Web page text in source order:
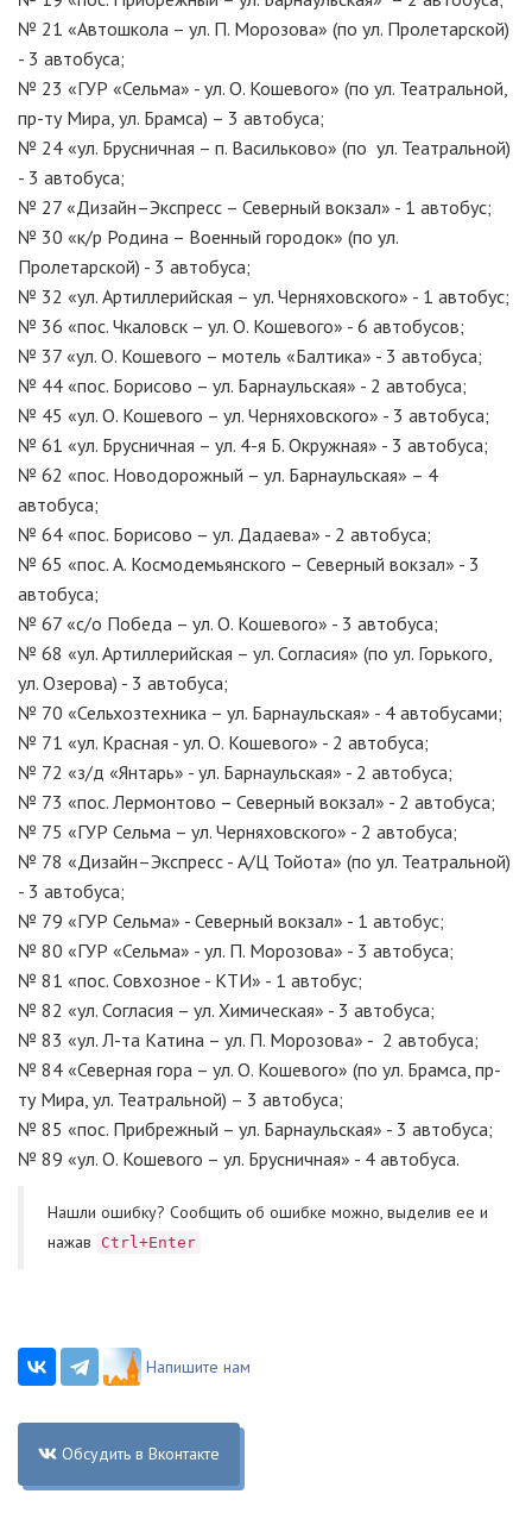
№ 21 «Автошкола – ул. П. Морозова» (по ул. Пролетарской)
- 3 автобуса;
№ 23 «ГУР «Сельма» - ул. О. Кошевого» (по ул. Театральной,
пр-ту Мира, ул. Брамса) – 3 автобуса;
№ 24 «ул. Брусничная – п. Васильково» (по ул. Театральной)
- 3 автобуса;
№ 27 «Дизайн–Экспресс – Северный вокзал» - 1 автобус;
№ 30 «к/р Родина – Военный городок» (по ул.
Пролетарской) - 3 автобуса;
№ 32 «ул. Артиллерийская – ул. Черняховского» - 1 автобус;
№ 36 «пос. Чкаловск – ул. О. Кошевого» - 6 автобусов;
№ 37 «ул. О. Кошевого – мотель «Балтика» - 3 автобуса;
№ 44 «пос. Борисово – ул. Барнаульская» - 2 автобуса;
№ 45 «ул. О. Кошевого – ул. Черняховского» - 3 автобуса;
№ 61 «ул. Брусничная – ул. 4-я Б. Окружная» - 3 автобуса;
№ 62 «пос. Новодорожный – ул. Барнаульская» – 4
автобуса;
№ 64 «пос. Борисово – ул. Дадаева» - 2 автобуса;
№ 65 «пос. А. Космодемьянского – Северный вокзал» - 3
автобуса;
№ 67 «с/о Победа – ул. О. Кошевого» - 3 автобуса;
№ 68 «ул. Артиллерийская – ул. Согласия» (по ул. Горького,
ул. Озерова) - 3 автобуса;
№ 70 «Сельхозтехника – ул. Барнаульская» - 4 автобусами;
№ 71 «ул. Красная - ул. О. Кошевого» - 2 автобуса;
№ 72 «з/д «Янтарь» - ул. Барнаульская» - 2 автобуса;
№ 73 «пос. Лермонтово – Северный вокзал» - 2 автобуса;
№ 75 «ГУР Сельма – ул. Черняховского» - 2 автобуса;
№ 78 «Дизайн–Экспресс - А/Ц Тойота» (по ул. Театральной)
- 3 автобуса;
№ 79 «ГУР Сельма» - Северный вокзал» - 1 автобус;
№ 80 «ГУР «Сельма» - ул. П. Морозова» - 3 автобуса;
№ 81 «пос. Совхозное - КТИ» - 1 автобус;
№ 82 «ул. Согласия – ул. Химическая» - 3 автобуса;
№ 83 «ул. Л-та Катина – ул. П. Морозова» - 2 автобуса;
№ 84 «Северная гора – ул. О. Кошевого» (по ул. Брамса, пр-
ту Мира, ул. Театральной) – 3 автобуса;
№ 85 «пос. Прибрежный – ул. Барнаульская» - 3 автобуса;
№ 89 «ул. О. Кошевого – ул. Брусничная» - 4 автобуса.
Нашли ошибку? Cообщить об ошибке можно, выделив ее и
нажав
Ctrl+Enter
Напишите нам
Обсудить в Вконтакте